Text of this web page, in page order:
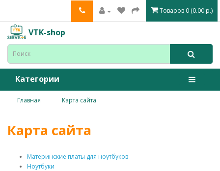
Товаров 0 (0.00 р.)
VTK-shop
Категории
Главная Карта сайта
Карта сайта
Материнские платы для ноутбуков
Ноутбуки